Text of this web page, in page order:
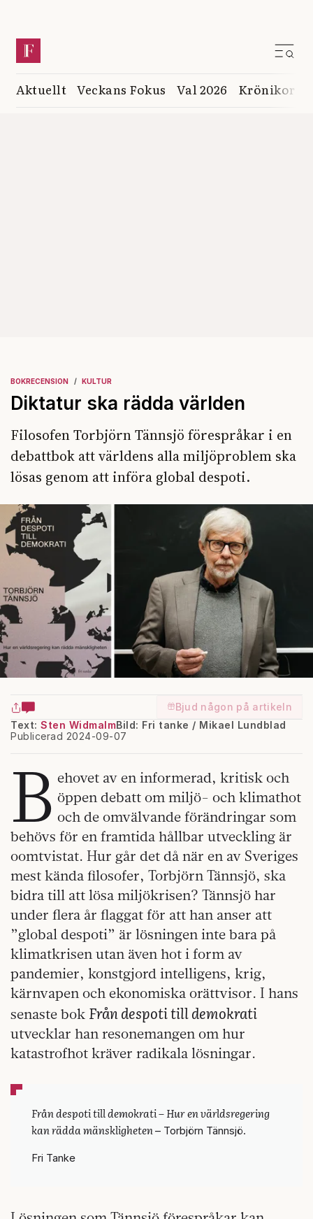
Aktuellt Veckans Fokus Val 2026 Krönikor
BOKRECENSION KULTUR
Diktatur ska rädda världen
Filosofen Torbjörn Tännsjö förespråkar i en
debattbok att världens alla miljöproblem ska
lösas genom att införa global despoti.
Bjud någon på artikeln
Text: Sten Widmalm
Publicerad 2024-09-07
Bild: Fri tanke / Mikael Lundblad
B ehovet av en informerad, kritisk och
öppen debatt om miljö- och klimathot
och de omvälvande förändringar som
behövs för en framtida hållbar utveckling är
oomtvistat. Hur går det då när en av Sveriges
mest kända filosofer, Torbjörn Tännsjö, ska
bidra till att lösa miljökrisen? Tännsjö har
under flera år flaggat för att han anser att
”global despoti” är lösningen inte bara på
klimatkrisen utan även hot i form av
pandemier, konstgjord intelligens, krig,
kärnvapen och ekonomiska orättvisor. I hans
senaste bok Från despoti till demokrati
utvecklar han resonemangen om hur
katastrofhot kräver radikala lösningar.
Från despoti till demokrati – Hur en världsregering
kan rädda mänskligheten– Torbjörn Tännsjö.
Fri Tanke